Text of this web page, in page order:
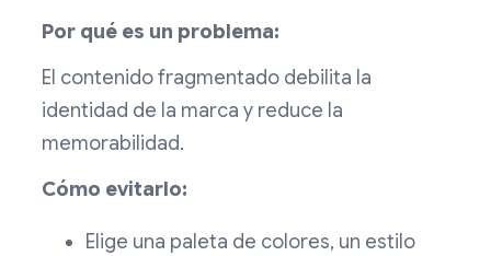
Por qué es un problema:
El contenido fragmentado debilita la
identidad de la marca y reduce la
memorabilidad.
Cómo evitarlo:
Elige una paleta de colores, un estilo